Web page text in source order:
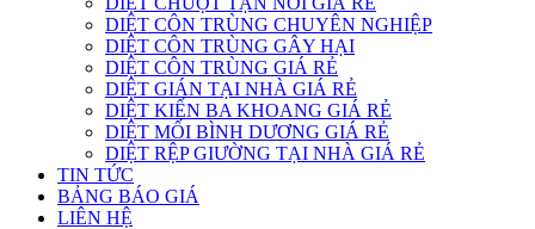
DIỆT CÔN TRÙNG CHUYÊN NGHIỆP
DIỆT CÔN TRÙNG GÂY HẠI
DIỆT CÔN TRÙNG GIÁ RẺ
DIỆT GIÁN TẠI NHÀ GIÁ RẺ
DIỆT KIẾN BA KHOANG GIÁ RẺ
DIỆT MỐI BÌNH DƯƠNG GIÁ RẺ
DIỆT RỆP GIƯỜNG TẠI NHÀ GIÁ RẺ
TIN TỨC
BẢNG BÁO GIÁ
LIÊN HỆ